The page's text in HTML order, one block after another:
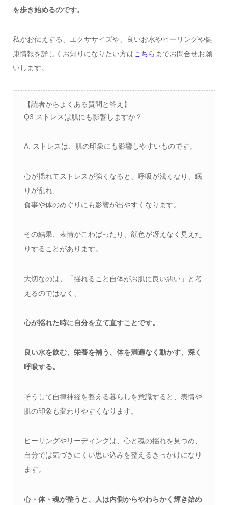
を歩き始めるのです。
私がお伝えする、エクササイズや、良いお水やヒーリングや健
康情報を詳しくお知りになりたい方はこちら までお問合せお願
いします。
【読者からよくある質問と答え】
Q3.ストレスは肌にも影響しますか？
A. ストレスは、肌の印象にも影響しやすいものです。
心が揺れてストレスが強くなると、呼吸が浅くなり、眠
りが乱れ、
食事や体のめぐりにも影響が出やすくなります。
その結果、表情がこわばったり、顔色が冴えなく見えた
りすることがあります。
大切なのは、「揺れること自体がお肌に良い悪い」と考
えるのではなく、
心が揺れた時に自分を立て直すことです。
良い水を飲む、栄養を補う、体を満遍なく動かす、深く
呼吸する。
そうして自律神経を整える暮らしを意識すると、表情や
肌の印象も変わりやすくなります。
ヒーリングやリーディングは、心と魂の揺れを見つめ、
自分では気づきにくい思い込みを整えるきっかけになり
ます。
心・体・魂が整うと、人は内側からやわらかく輝き始め